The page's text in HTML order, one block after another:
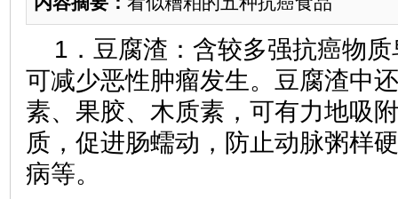
1．豆腐渣：含较多强抗癌物
可减少恶性肿瘤发生。豆腐渣中
素、果胶、木质素，可有力地吸
质，促进肠蠕动，防止动脉粥样
病等。